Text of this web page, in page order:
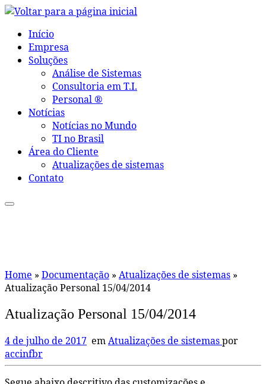
Skip
contentInício
Empresa
Soluções
Análise de Sistemas
Consultoria em T.I.
Personal ®
Notícias
Notícias no Mundo
TI no Brasil
Área do Cliente
Atualizações de sistemas
Contato
Home » Documentação » Atualizações de sistemas »
Atualização Personal 15/04/2014
Atualização Personal 15/04/2014
4 de julho de 2017 emAtualizações de sistemaspor
accinfbr